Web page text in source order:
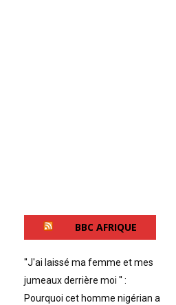
BBC AFRIQUE
''J'ai laissé ma femme et mes
jumeaux derrière moi '' :
Pourquoi cet homme nigérian a